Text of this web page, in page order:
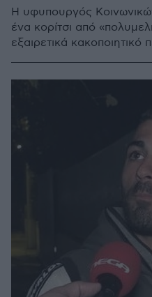
Η υφυπουργός
ένα κορίτσι από
εξαιρετικά κακοποιητικό